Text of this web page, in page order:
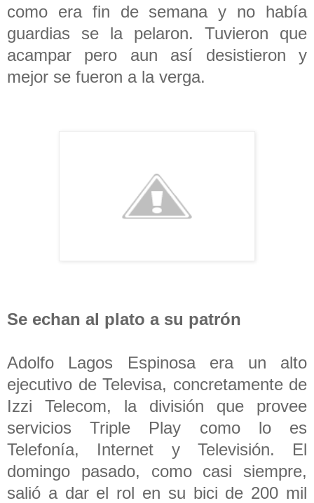
como era fin de semana y no había
guardias se la pelaron. Tuvieron que
acampar pero aun así desistieron y
mejor se fueron a la verga.
Se echan al plato a su patrón
Adolfo Lagos Espinosa era un alto
ejecutivo de Televisa, concretamente de
Izzi Telecom, la división que provee
servicios Triple Play como lo es
Telefonía, Internet y Televisión. El
domingo pasado, como casi siempre,
salió a dar el rol en su bici de 200 mil